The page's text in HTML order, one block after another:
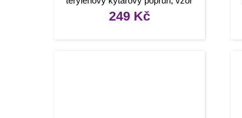
mandala, zelený
249 Kč